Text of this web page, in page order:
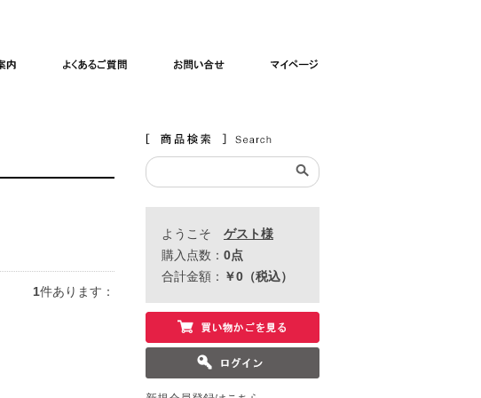
ご利用案内 よくあるご質問 お問い合わせ
1件あります ：
ようこそ
ゲスト様
購入点数： 0点
合計金額： ￥0 （税込）